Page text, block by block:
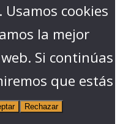
cookies
la mejor
Si continúas
que estás
Rechazar